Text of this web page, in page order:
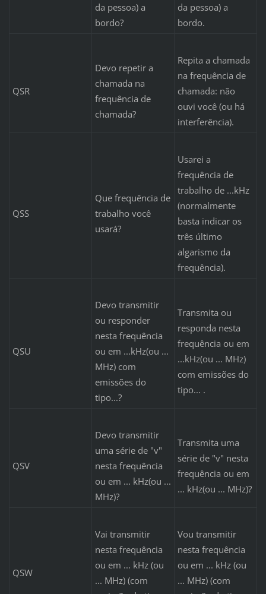
da pessoa) a
bordo?
da pessoa) a
bordo.
QSR
Devo repetir a
chamada na
frequência de
chamada?
Repita a chamada
na frequência de
chamada: não
ouvi você (ou há
interferência).
QSS
Que frequência de
trabalho você
usará?
Usarei a
frequência de
trabalho de ...kHz
(normalmente
basta indicar os
três último
algarismo da
frequência).
QSU
Devo transmitir
ou responder
nesta frequência
ou em ...kHz(ou ...
MHz) com
emissões do
tipo...?
Transmita ou
responda nesta
frequência ou em
...kHz(ou ... MHz)
com emissões do
tipo... .
QSV
Devo transmitir
uma série de "v"
nesta frequência
ou em ... kHz(ou ...
MHz)?
Transmita uma
série de "v" nesta
frequência ou em
... kHz(ou ... MHz)?
QSW
Vai transmitir
nesta frequência
ou em ... kHz (ou
... MHz) (com
Vou transmitir
nesta frequência
ou em ... kHz (ou
... MHz) (com